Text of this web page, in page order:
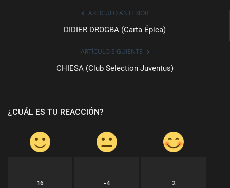
ARTÍCULO ANTERIOR
DIDIER DROGBA (Carta Épica)
ARTÍCULO SIGUIENTE
CHIESA (Club Selection Juventus)
¿CUÁL ES TU REACCIÓN?
16 -4 2